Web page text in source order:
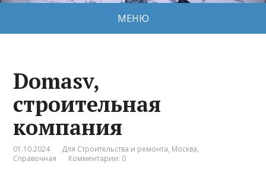
МЕНЮ
Domasv,
строительная
компания
01.10.2024 Для Строительства и ремонта, Москва,
Справочная
Комментарии: 0